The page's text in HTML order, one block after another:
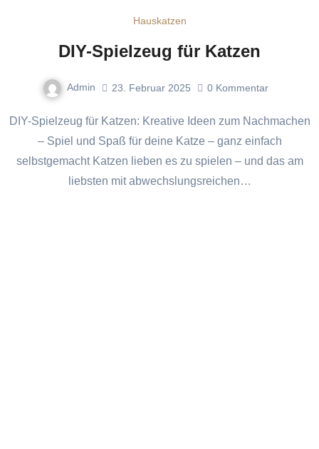
Hauskatzen
DIY-Spielzeug für Katzen
Admin 23. Februar 2025 0 Kommentar
DIY-Spielzeug für Katzen: Kreative Ideen zum Nachmachen
– Spiel und Spaß für deine Katze – ganz einfach
selbstgemacht Katzen lieben es zu spielen – und das am
liebsten mit abwechslungsreichen…